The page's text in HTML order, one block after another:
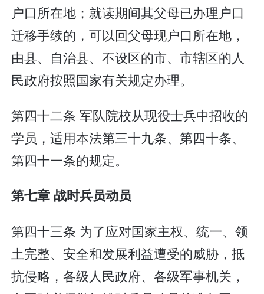
户口所在地；就读期间其父母已办理户口
迁移手续的，可以回父母现户口所在地，
由县、自治县、不设区的市、市辖区的人
民政府按照国家有关规定办理。
第四十二条 军队院校从现役士兵中招收的
学员，适用本法第三十九条、第四十条、
第四十一条的规定。
第七章 战时兵员动员
第四十三条 为了应对国家主权、统一、领
土完整、安全和发展利益遭受的威胁，抵
抗侵略，各级人民政府、各级军事机关，